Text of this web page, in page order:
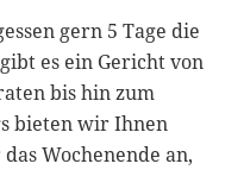
gern 5 Tage die
es ein Gericht von
bis hin zum
bieten wir Ihnen
Wochenende an,